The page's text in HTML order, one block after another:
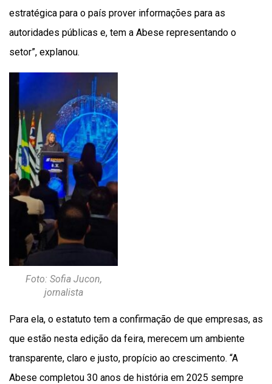
estratégica para o país prover informações para as
autoridades públicas e, tem a Abese representando o
setor”, explanou.
Foto: Sofia Jucon,
jornalista
Para ela, o estatuto tem a confirmação de que empresas, as
que estão nesta edição da feira, merecem um ambiente
transparente, claro e justo, propício ao crescimento. “A
Abese completou 30 anos de história em 2025 sempre